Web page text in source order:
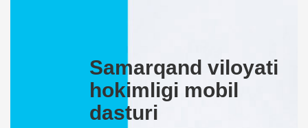
Samarqand viloyati
hokimligi mobil
dasturi